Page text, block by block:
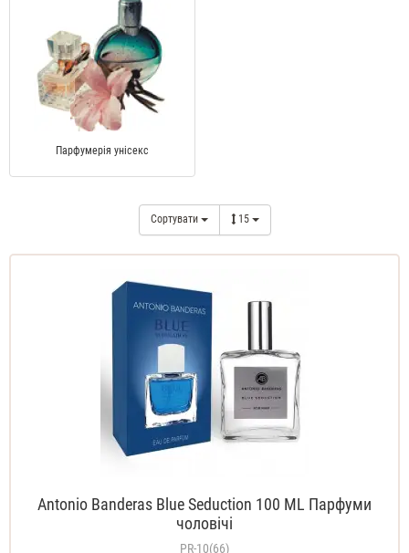
Парфумерія унісекс
Сортувати 15
Antonio Banderas Blue Seduction 100 ML Парфуми
чоловічі
PR-10(66)